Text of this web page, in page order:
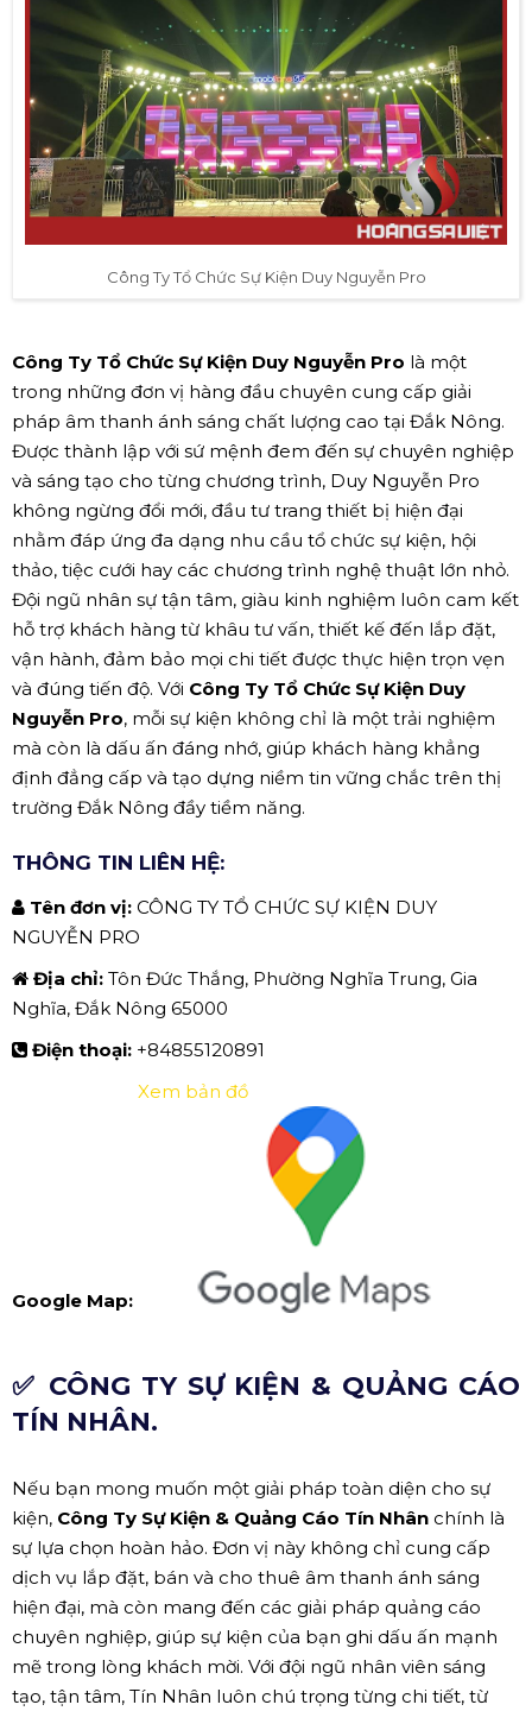
Công Ty Tổ Chức Sự Kiện Duy Nguyễn Pro
Công Ty Tổ Chức Sự Kiện Duy Nguyễn Pro là một
trong những đơn vị hàng đầu chuyên cung cấp giải
pháp âm thanh ánh sáng chất lượng cao tại Đắk Nông.
Được thành lập với sứ mệnh đem đến sự chuyên nghiệp
và sáng tạo cho từng chương trình, Duy Nguyễn Pro
không ngừng đổi mới, đầu tư trang thiết bị hiện đại
nhằm đáp ứng đa dạng nhu cầu tổ chức sự kiện, hội
thảo, tiệc cưới hay các chương trình nghệ thuật lớn nhỏ.
Đội ngũ nhân sự tận tâm, giàu kinh nghiệm luôn cam kết
hỗ trợ khách hàng từ khâu tư vấn, thiết kế đến lắp đặt,
vận hành, đảm bảo mọi chi tiết được thực hiện trọn vẹn
và đúng tiến độ. Với Công Ty Tổ Chức Sự Kiện Duy
Nguyễn Pro, mỗi sự kiện không chỉ là một trải nghiệm
mà còn là dấu ấn đáng nhớ, giúp khách hàng khẳng
định đẳng cấp và tạo dựng niềm tin vững chắc trên thị
trường Đắk Nông đầy tiềm năng.
THÔNG TIN LIÊN HỆ:
Tên đơn vị: CÔNG TY TỔ CHỨC SỰ KIỆN DUY
NGUYỄN PRO
Địa chỉ: Tôn Đức Thắng, Phường Nghĩa Trung, Gia
Nghĩa, Đắk Nông 65000
Điện thoại: +84855120891
Google Map:
Xem bản đồ
✅ CÔNG TY SỰ KIỆN & QUẢNG CÁO
TÍN NHÂN.
Nếu bạn mong muốn một giải pháp toàn diện cho sự
kiện, Công Ty Sự Kiện & Quảng Cáo Tín Nhân chính là
sự lựa chọn hoàn hảo. Đơn vị này không chỉ cung cấp
dịch vụ lắp đặt, bán và cho thuê âm thanh ánh sáng
hiện đại, mà còn mang đến các giải pháp quảng cáo
chuyên nghiệp, giúp sự kiện của bạn ghi dấu ấn mạnh
mẽ trong lòng khách mời. Với đội ngũ nhân viên sáng
tạo, tận tâm, Tín Nhân luôn chú trọng từng chi tiết, từ